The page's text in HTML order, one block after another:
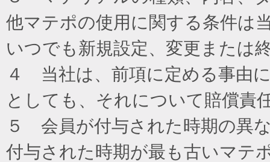
他マテポの使用に関する条件は
いつでも新規設定、変更または
４ 当社は、前項に定める事由
としても、それについて賠償責
５ 会員が付与された時期の異
付与された時期が最も古いマテ